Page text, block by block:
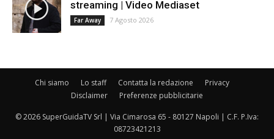
streaming | Video Mediaset
Far Away 7 Agosto 2026
Chi siamo Lo staff Contatta la redazione
Privacy
Disclaimer
Preferenze pubblicitarie
© 2026 SuperGuidaTV Srl | Via Cimarosa 65 - 80127 Napoli | C.F. P.Iva:
08723421213